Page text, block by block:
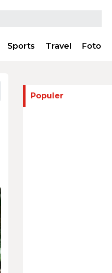
Sports Travel Foto
Populer